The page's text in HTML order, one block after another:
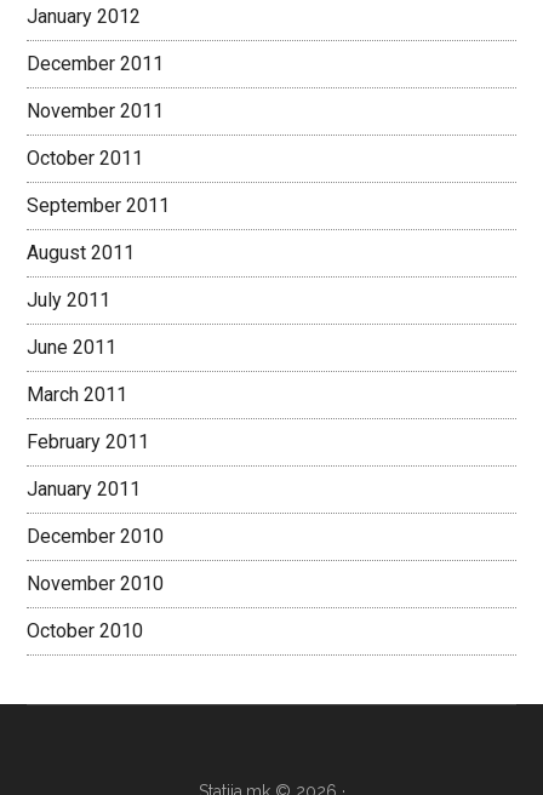
January 2012
December 2011
November 2011
October 2011
September 2011
August 2011
July 2011
June 2011
March 2011
February 2011
January 2011
December 2010
November 2010
October 2010